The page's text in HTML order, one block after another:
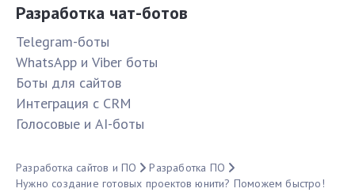
Разработка чат-ботов
Telegram-боты
WhatsApp и Viber боты
Боты для сайтов
Интеграция с CRM
Голосовые и AI-боты
Разработка сайтов и ПО
Разработка ПО
Нужно создание готовых проектов юнити? Поможем быстро!